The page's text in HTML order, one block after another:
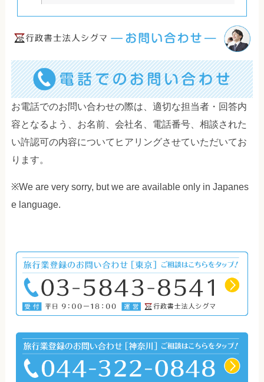
お電話でのお問い合わせの際は、適切な担当者・回答内
容となるよう、お名前、会社名、電話番号、相談された
い許認可の内容についてヒアリングさせていただいてお
ります。
※We are very sorry, but we are available only in Japanes
e language.